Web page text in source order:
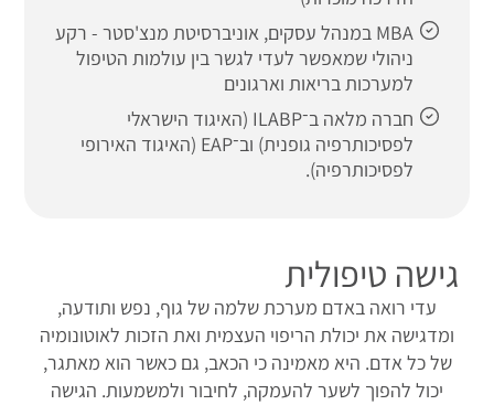
MBA במנהל עסקים, אוניברסיטת מנצ'סטר - רקע
ניהולי שמאפשר לעדי לגשר בין עולמות הטיפול
למערכות בריאות וארגונים
חברה מלאה ב־ILABP (האיגוד הישראלי
לפסיכותרפיה גופנית) וב־EAP (האיגוד האירופי
לפסיכותרפיה).
גישה טיפולית
עדי רואה באדם מערכת שלמה של גוף, נפש ותודעה,
ומדגישה את יכולת הריפוי העצמית ואת הזכות לאוטונומיה
של כל אדם. היא מאמינה כי הכאב, גם כאשר הוא מאתגר,
יכול להפוך לשער להעמקה, לחיבור ולמשמעות. הגישה